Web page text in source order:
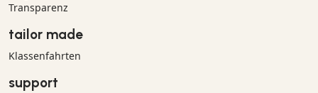
Transparenz
tailor made
Klassenfahrten
support